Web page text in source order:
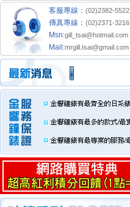
客服專線： (02)2382-5522
傳真專線： (02)2371-3216
Msn:gill_tsai@hotmail.com
Mail:mrgill.tsai@gmail.com